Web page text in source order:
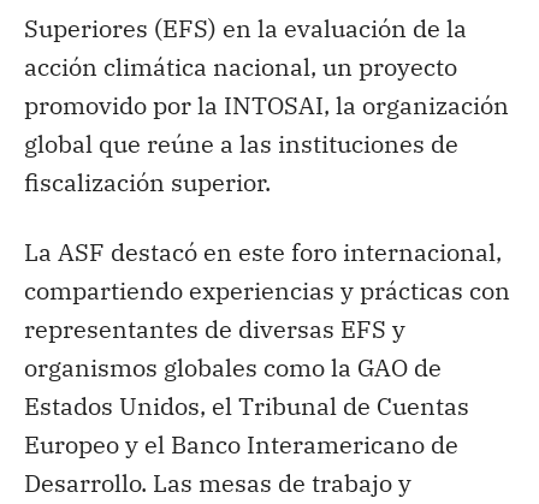
Superiores (EFS) en la evaluación de la
acción climática nacional, un proyecto
promovido por la INTOSAI, la organización
global que reúne a las instituciones de
fiscalización superior.
La ASF destacó en este foro internacional,
compartiendo experiencias y prácticas con
representantes de diversas EFS y
organismos globales como la GAO de
Estados Unidos, el Tribunal de Cuentas
Europeo y el Banco Interamericano de
Desarrollo. Las mesas de trabajo y